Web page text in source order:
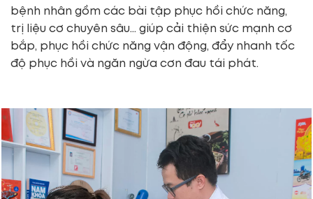
bệnh nhân gồm các bài tập phục hồi chức năng,
trị liệu cơ chuyên sâu… giúp cải thiện sức mạnh cơ
bắp, phục hồi chức năng vận động, đẩy nhanh tốc
độ phục hồi và ngăn ngừa cơn đau tái phát.